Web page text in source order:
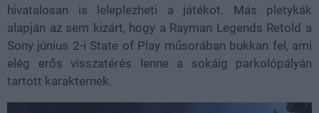
hivatalosan is leleplezheti a játékot. Más pletykák
alapján az sem kizárt, hogy a Rayman Legends Retold a
Sony június 2-i State of Play műsorában bukkan fel, ami
elég erős visszatérés lenne a sokáig parkolópályán
tartott karakternek.